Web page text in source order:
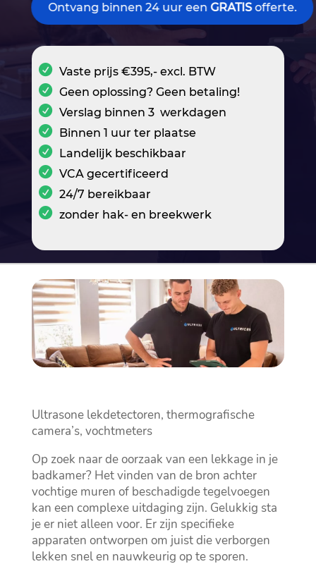
Ontvang binnen 24 uur een GRATISofferte.
Vaste prijs €395,- excl. BTW
Geen oplossing? Geen betaling!
Verslag binnen 3 werkdagen
Binnen 1 uur ter plaatse
Landelijk beschikbaar
VCA gecertificeerd
24/7 bereikbaar
zonder hak- en breekwerk
Ultrasone lekdetectoren, thermografische
camera’s, vochtmeters
Op zoek naar de oorzaak van een lekkage in je
badkamer? Het vinden van de bron achter
vochtige muren of beschadigde tegelvoegen
kan een complexe uitdaging zijn.​ Gelukkig sta
je er niet alleen voor.​ Er zijn specifieke
apparaten ontworpen om juist die verborgen
lekken snel en nauwkeurig op te sporen.​